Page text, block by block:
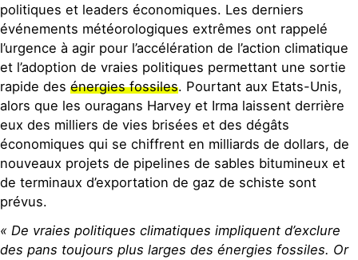
politiques et leaders économiques. Les derniers
événements météorologiques extrêmes ont rappelé
l’urgence à agir pour l’accélération de l’action climatique
et l’adoption de vraies politiques permettant une sortie
rapide des énergies fossiles. Pourtant aux Etats-Unis,
alors que les ouragans Harvey et Irma laissent derrière
eux des milliers de vies brisées et des dégâts
économiques qui se chiffrent en milliards de dollars, de
nouveaux projets de pipelines de sables bitumineux et
de terminaux d’exportation de gaz de schiste sont
prévus.
« De vraies politiques climatiques impliquent d’exclure
des pans toujours plus larges des énergies fossiles. Or